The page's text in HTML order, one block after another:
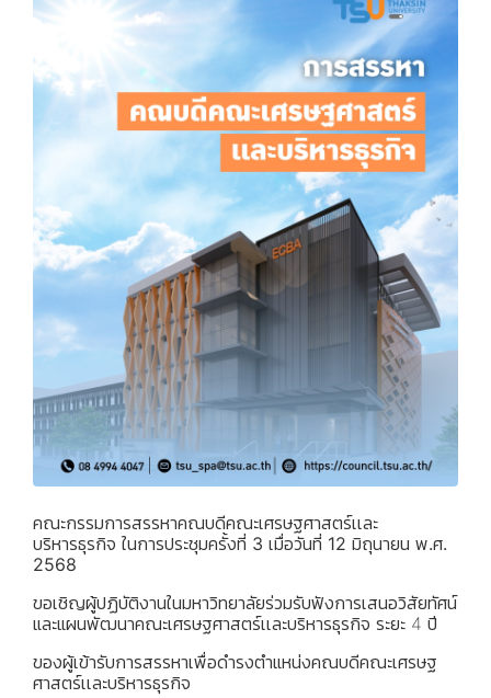
คณะกรรมการสรรหาคณบดีคณะเศรษฐศาสตร์เเละ
บริหารธุรกิจ ในการประชุมครั้งที่ 3 เมื่อวันที่ 12 มิถุนายน พ.ศ.
2568
ขอเชิญผู้ปฏิบัติงานในมหาวิทยาลัยร่วมรับฟังการเสนอวิสัยทัศน์
และแผนพัฒนาคณะเศรษฐศาสตร์เเละบริหารธุรกิจ ระยะ 4 ปี
ของผู้เข้ารับการสรรหาเพื่อดำรงตำแหน่งคณบดีคณะเศรษฐ
ศาสตร์เเละบริหารธุรกิจ